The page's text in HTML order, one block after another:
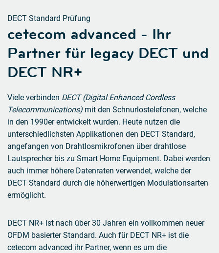
DECT Standard Prüfung
cetecom advanced - Ihr
Partner für legacy DECT und
DECT NR+
Viele verbinden DECT (Digital Enhanced Cordless
Telecommunications) mit den Schnurlostelefonen, welche
in den 1990er entwickelt wurden. Heute nutzen die
unterschiedlichsten Applikationen den DECT Standard,
angefangen von Drahtlosmikrofonen über drahtlose
Lautsprecher bis zu Smart Home Equipment. Dabei werden
auch immer höhere Datenraten verwendet, welche der
DECT Standard durch die höherwertigen Modulationsarten
ermöglicht.
DECT NR+ ist nach über 30 Jahren ein vollkommen neuer
OFDM basierter Standard. Auch für DECT NR+ ist die
cetecom advanced ihr Partner, wenn es um die